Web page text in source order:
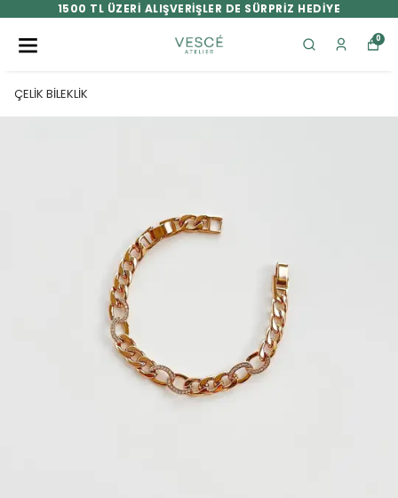
1500 TL ÜZERİ ALIŞVERİŞLER DE SÜRPRİZ HEDİYE
0
ÇELİK BİLEKLİK